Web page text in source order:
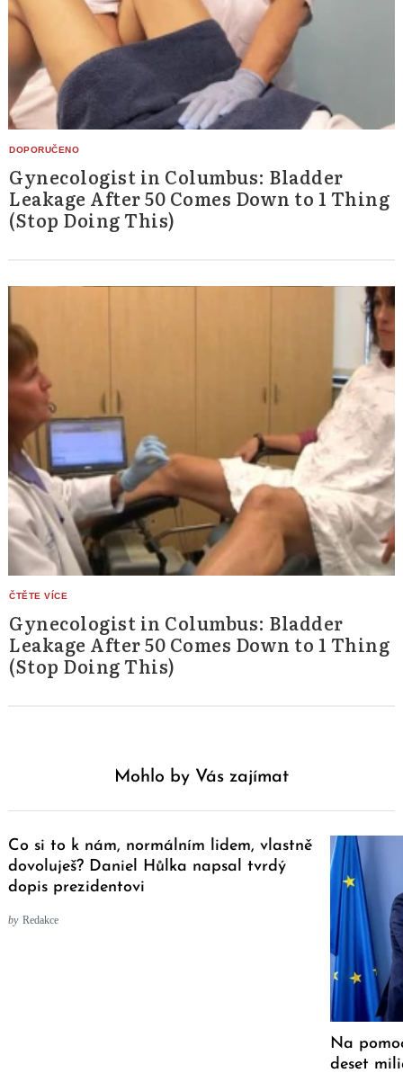
Gynecologist in Columbus: Bladder
Leakage After 50 Comes Down to 1 Thing
(Stop Doing This)
Gynecologist in Columbus: Bladder
Leakage After 50 Comes Down to 1 Thing
(Stop Doing This)
Mohlo by Vás zajímat
Co si to k nám, normálním lidem, vlastně
dovoluješ? Daniel Hůlka napsal tvrdý
dopis prezidentovi
by Redakce
Na
deset